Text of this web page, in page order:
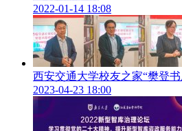
区反“围剿”战争纪念馆。
学校党委常委、党政办公室主任蔡
馆、对外战略合作办公室等部门负
2022-01-14 18:08
西安交通大学校友之家“樊登
2023-04-23 18:00